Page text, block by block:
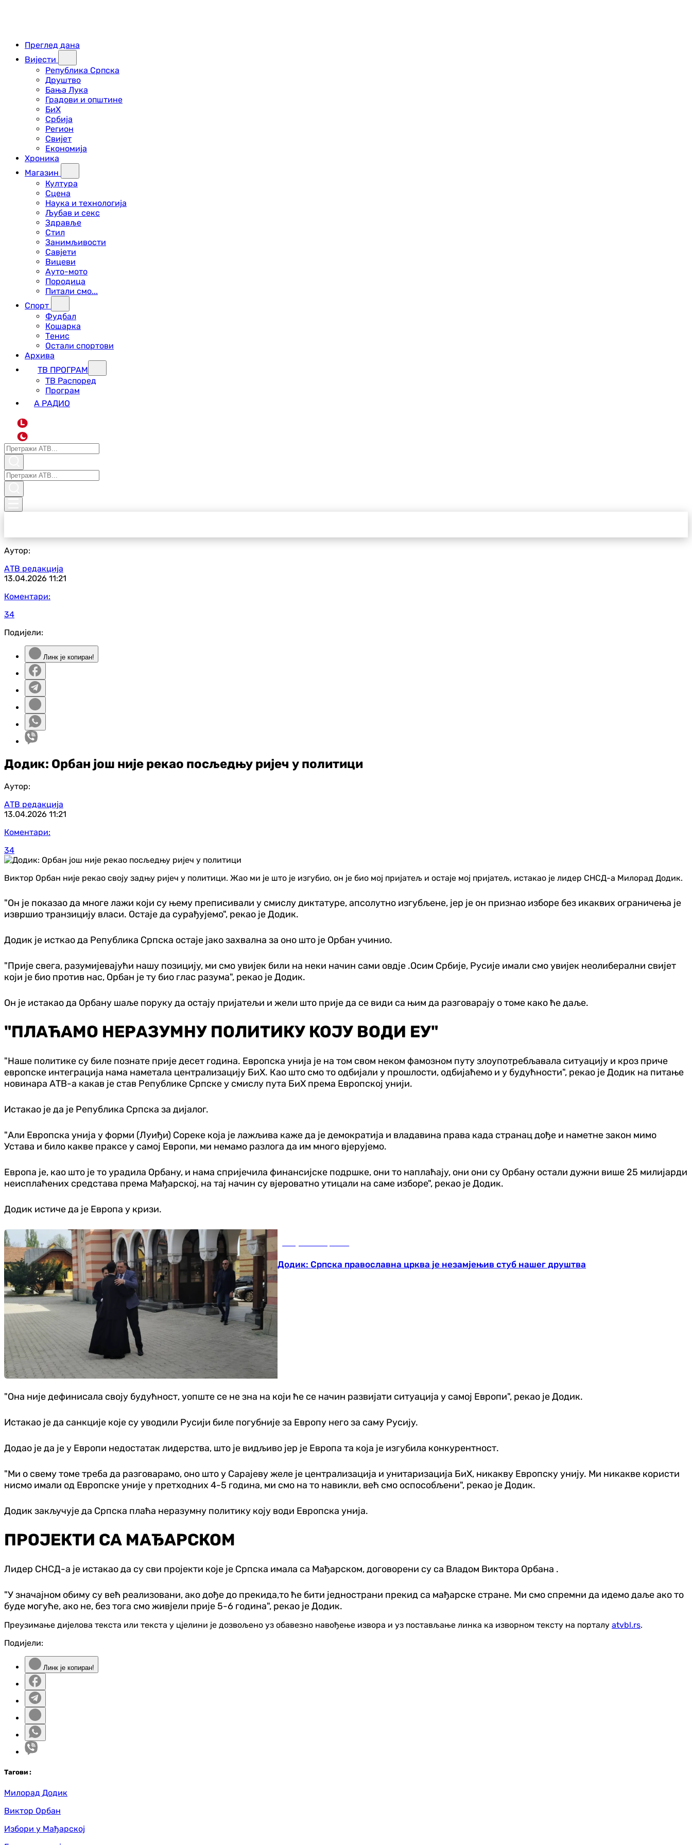
Преглед дана
Вијести
Република Српска
Друштво
Бања Лука
Градови и општине
БиХ
Србија
Регион
Свијет
Економија
Хроника
Магазин
Култура
Сцена
Наука и технологија
Љубав и секс
Здравље
Стил
Занимљивости
Савјети
Вицеви
Ауто-мото
Породица
Питали смо...
Спорт
Фудбал
Кошарка
Тенис
Остали спортови
Архива
ТВ ПРОГРАМ
ТВ Распоред
Програм
А РАДИО
L
Аутор:
АТВ редакција
13.04.2026 11:21
Коментари:
34
Подијели:
Линк је копиран!
Додик: Орбан још није рекао посљедњу ријеч у политици
Аутор:
АТВ редакција
13.04.2026 11:21
Коментари:
34
Виктор Орбан није рекао своју задњу ријеч у политици. Жао ми је што је изгубио, он је био мој пријатељ и остаје мој пријатељ, истакао је лидер СНСД-а Милорад Додик.
"Он је показао да многе лажи који су њему преписивали у смислу диктатуре, апсолутно изгубљене, јер је он признао изборе без икаквих ограничења је
извршио транзицију власи. Остаје да сурађујемо", рекао је Додик.
Додик је исткао да Република Српска остаје јако захвална за оно што је Орбан учинио.
"Прије свега, разумијевајући нашу позицију, ми смо увијек били на неки начин сами овдје .Осим Србије, Русије имали смо увијек неолиберални свијет
који је био против нас, Орбан је ту био глас разума", рекао је Додик.
Он је истакао да Орбану шаље поруку да остају пријатељи и жели што прије да се види са њим да разговарају о томе како ће даље.
"ПЛАЋАМО НЕРАЗУМНУ ПОЛИТИКУ КОЈУ ВОДИ ЕУ"
"Наше политике су биле познате прије десет година. Европска унија је на том свом неком фамозном путу злоупотребљавала ситуацију и кроз приче
европске интеграција нама наметала централизацију БиХ. Као што смо то одбијали у прошлости, одбијаћемо и у будућности", рекао је Додик на питање
новинара АТВ-а какав је став Републике Српске у смислу пута БиХ према Европској унији.
Истакао је да је Република Српска за дијалог.
"Али Европска унија у форми (Луиђи) Сореке која је лажљива каже да је демократија и владавина права када странац дође и наметне закон мимо
Устава и било какве праксе у самој Европи, ми немамо разлога да им много вјерујемо.
Европа је, као што је то урадила Орбану, и нама спријечила финансијске подршке, они то наплаћају, они они су Орбану остали дужни више 25 милијарди
неисплаћених средстава према Мађарској, на тај начин су вјероватно утицали на саме изборе", рекао је Додик.
Додик истиче да је Европа у кризи.
Додик: Српска православна црква је незамјењив стуб нашег друштва
"Она није дефинисала своју будућност, уопште се не зна на који ће се начин развијати ситуација у самој Европи", рекао је Додик.
Истакао је да санкције које су уводили Русији биле погубније за Европу него за саму Русију.
Додао је да је у Европи недостатак лидерства, што је видљиво јер је Европа та која је изгубила конкурентност.
"Ми о свему томе треба да разговарамо, оно што у Сарајеву желе је централизација и унитаризација БиХ, никакву Европску унију. Ми никакве користи
нисмо имали од Европске уније у претходних 4-5 година, ми смо на то навикли, већ смо оспособљени", рекао је Додик.
Додик закључује да Српска плаћа неразумну политику коју води Европска унија.
ПРОЈЕКТИ СА МАЂАРСКОМ
Лидер СНСД-а је истакао да су сви пројекти које је Српска имала са Мађарском, договорени су са Владом Виктора Орбана .
"У значајном обиму су већ реализовани, ако дође до прекида,то ће бити једнострани прекид са мађарске стране. Ми смо спремни да идемо даље ако то
буде могуће, ако не, без тога смо живјели прије 5-6 година", рекао је Додик.
Преузимање дијелова текста или текста у цјелини је дозвољено уз обавезно навођење извора и уз постављање линка ка изворном тексту на порталу atvbl.rs.
Подијели:
Линк је копиран!
Тагови :
Милорад Додик
Виктор Орбан
Избори у Мађарској